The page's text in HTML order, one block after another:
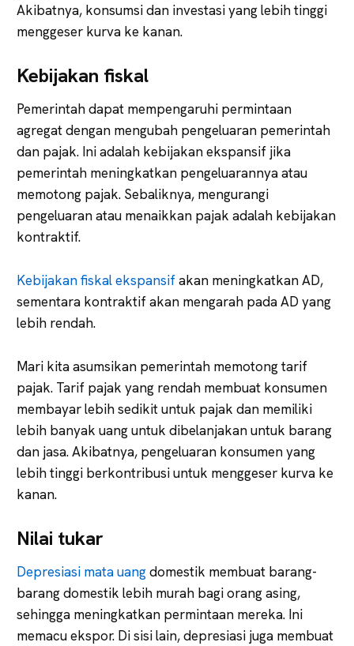
Akibatnya, konsumsi dan investasi yang lebih tinggi
menggeser kurva ke kanan.
Kebijakan fiskal
Pemerintah dapat mempengaruhi permintaan
agregat dengan mengubah pengeluaran pemerintah
dan pajak. Ini adalah kebijakan ekspansif jika
pemerintah meningkatkan pengeluarannya atau
memotong pajak. Sebaliknya, mengurangi
pengeluaran atau menaikkan pajak adalah kebijakan
kontraktif.
Kebijakan fiskal ekspansifakan meningkatkan AD,
sementara kontraktif akan mengarah pada AD yang
lebih rendah.
Mari kita asumsikan pemerintah memotong tarif
pajak. Tarif pajak yang rendah membuat konsumen
membayar lebih sedikit untuk pajak dan memiliki
lebih banyak uang untuk dibelanjakan untuk barang
dan jasa. Akibatnya, pengeluaran konsumen yang
lebih tinggi berkontribusi untuk menggeser kurva ke
kanan.
Nilai tukar
Depresiasi mata uangdomestik membuat barang-
barang domestik lebih murah bagi orang asing,
sehingga meningkatkan permintaan mereka. Ini
memacu ekspor. Di sisi lain, depresiasi juga membuat